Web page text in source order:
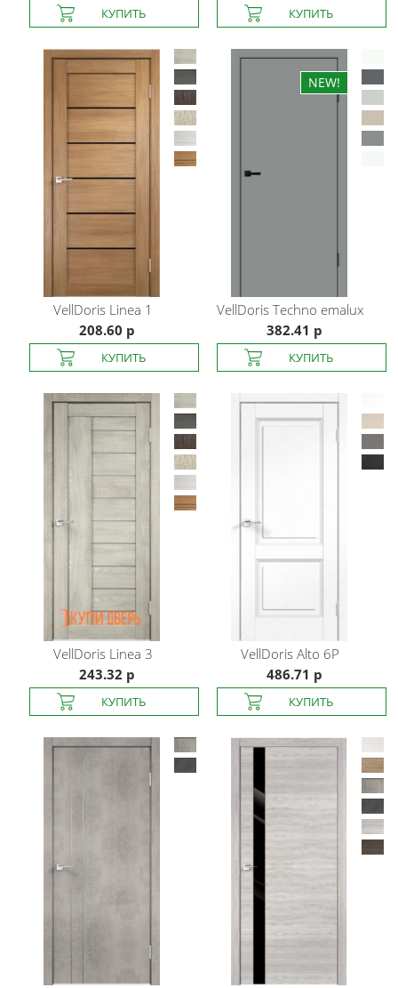
VellDorisLinea 1
208.60 р
VellDoris Techno emalux
382.41 р
VellDorisLinea 3
243.32 р
VellDoris Alto 6P
486.71 р